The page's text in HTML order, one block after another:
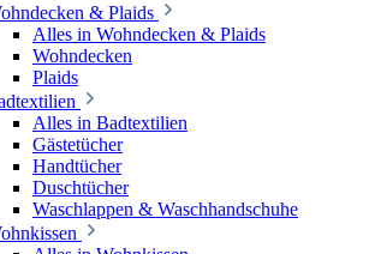
& Plaids
Alles in Wohndecken & Plaids
Wohndecken
Plaids
Alles in Badtextilien
Gästetücher
Handtücher
Duschtücher
Waschlappen & Waschhandschuhe